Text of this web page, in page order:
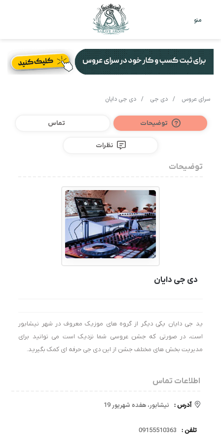
منو
سرای عروس / دی جی / دی جی دایان
توضیحات تماس
نظرات
توضیحات
دی جی دایان
ید جی دایان یکی دیگر از گروه های موزیک معروف در شهر نیشابور
است، در صورتی که جشن عروسی شما نزدیک است می توانید برای
مدیریت بخش های مختلف جشن از این دی جی حرفه ای کمک بگیرید.
اطلاعات تماس
آدرس : نیشابور، هفده شهریور 19
تلفن : 09155510363